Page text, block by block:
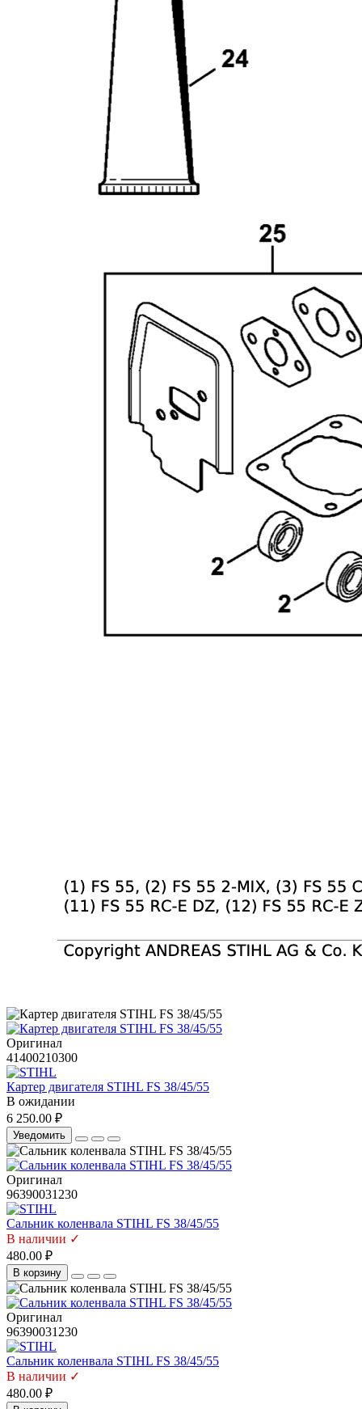
Оригинал
41400210300
Картер двигателя STIHL FS 38/45/55
В ожидании
6 250.00 ₽
Уведомить
Оригинал
96390031230
Сальник коленвала STIHL FS 38/45/55
В наличии ✓
480.00 ₽
В корзину
Оригинал
96390031230
Сальник коленвала STIHL FS 38/45/55
В наличии ✓
480.00 ₽